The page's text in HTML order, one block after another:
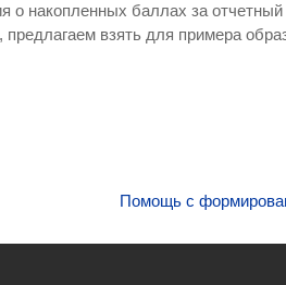
о накопленных баллах за
взять для примера
Помощь с